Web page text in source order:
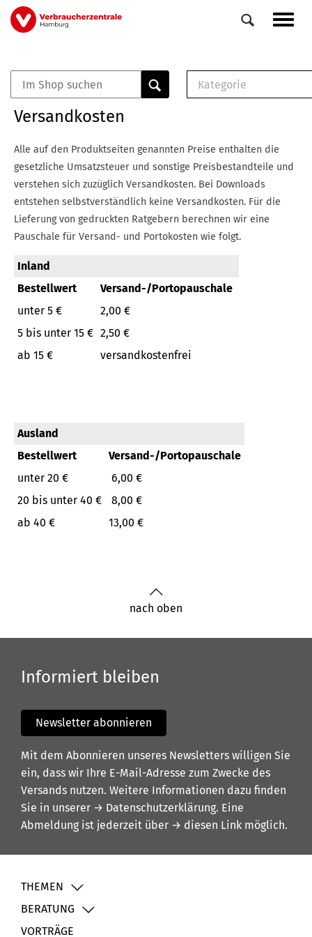
Direkt
zum
Veranstaltungen
0
Kategorie
E-Broschüre
Checklisten (PDF)
Broschüre
Buch
Versandkosten
Alle auf den Produktseiten genannten Preise enthalten die
gesetzliche Umsatzsteuer und sonstige Preisbestandteile und
verstehen sich zuzüglich Versandkosten. Bei Downloads
entstehen selbstverständlich keine Versandkosten. Für die
Lieferung von gedruckten Ratgebern berechnen wir eine
Pauschale für Versand- und Portokosten wie folgt.
Inland
Bestellwert
Versand-/Portopauschale
unter 5 €
2,00 €
5 bis unter 15 € 2,50 €
ab 15 €
versandkostenfrei
Ausland
Bestellwert
Versand-/Portopauschale
unter 20 €
6,00 €
20 bis unter 40 €
8,00 €
ab 40 €
13,00 €
nach oben
Informiert bleiben
Newsletter abonnieren
Mit dem Abonnieren unseres Newsletters willigen Sie
ein, dass wir Ihre E-Mail-Adresse zum Zwecke des
Versands nutzen. Weitere Informationen dazu finden
Sie in unserer → Datenschutzerklärung. Eine
Abmeldung ist jederzeit über → diesen Link möglich.
THEMEN
BERATUNG
VORTRÄGE